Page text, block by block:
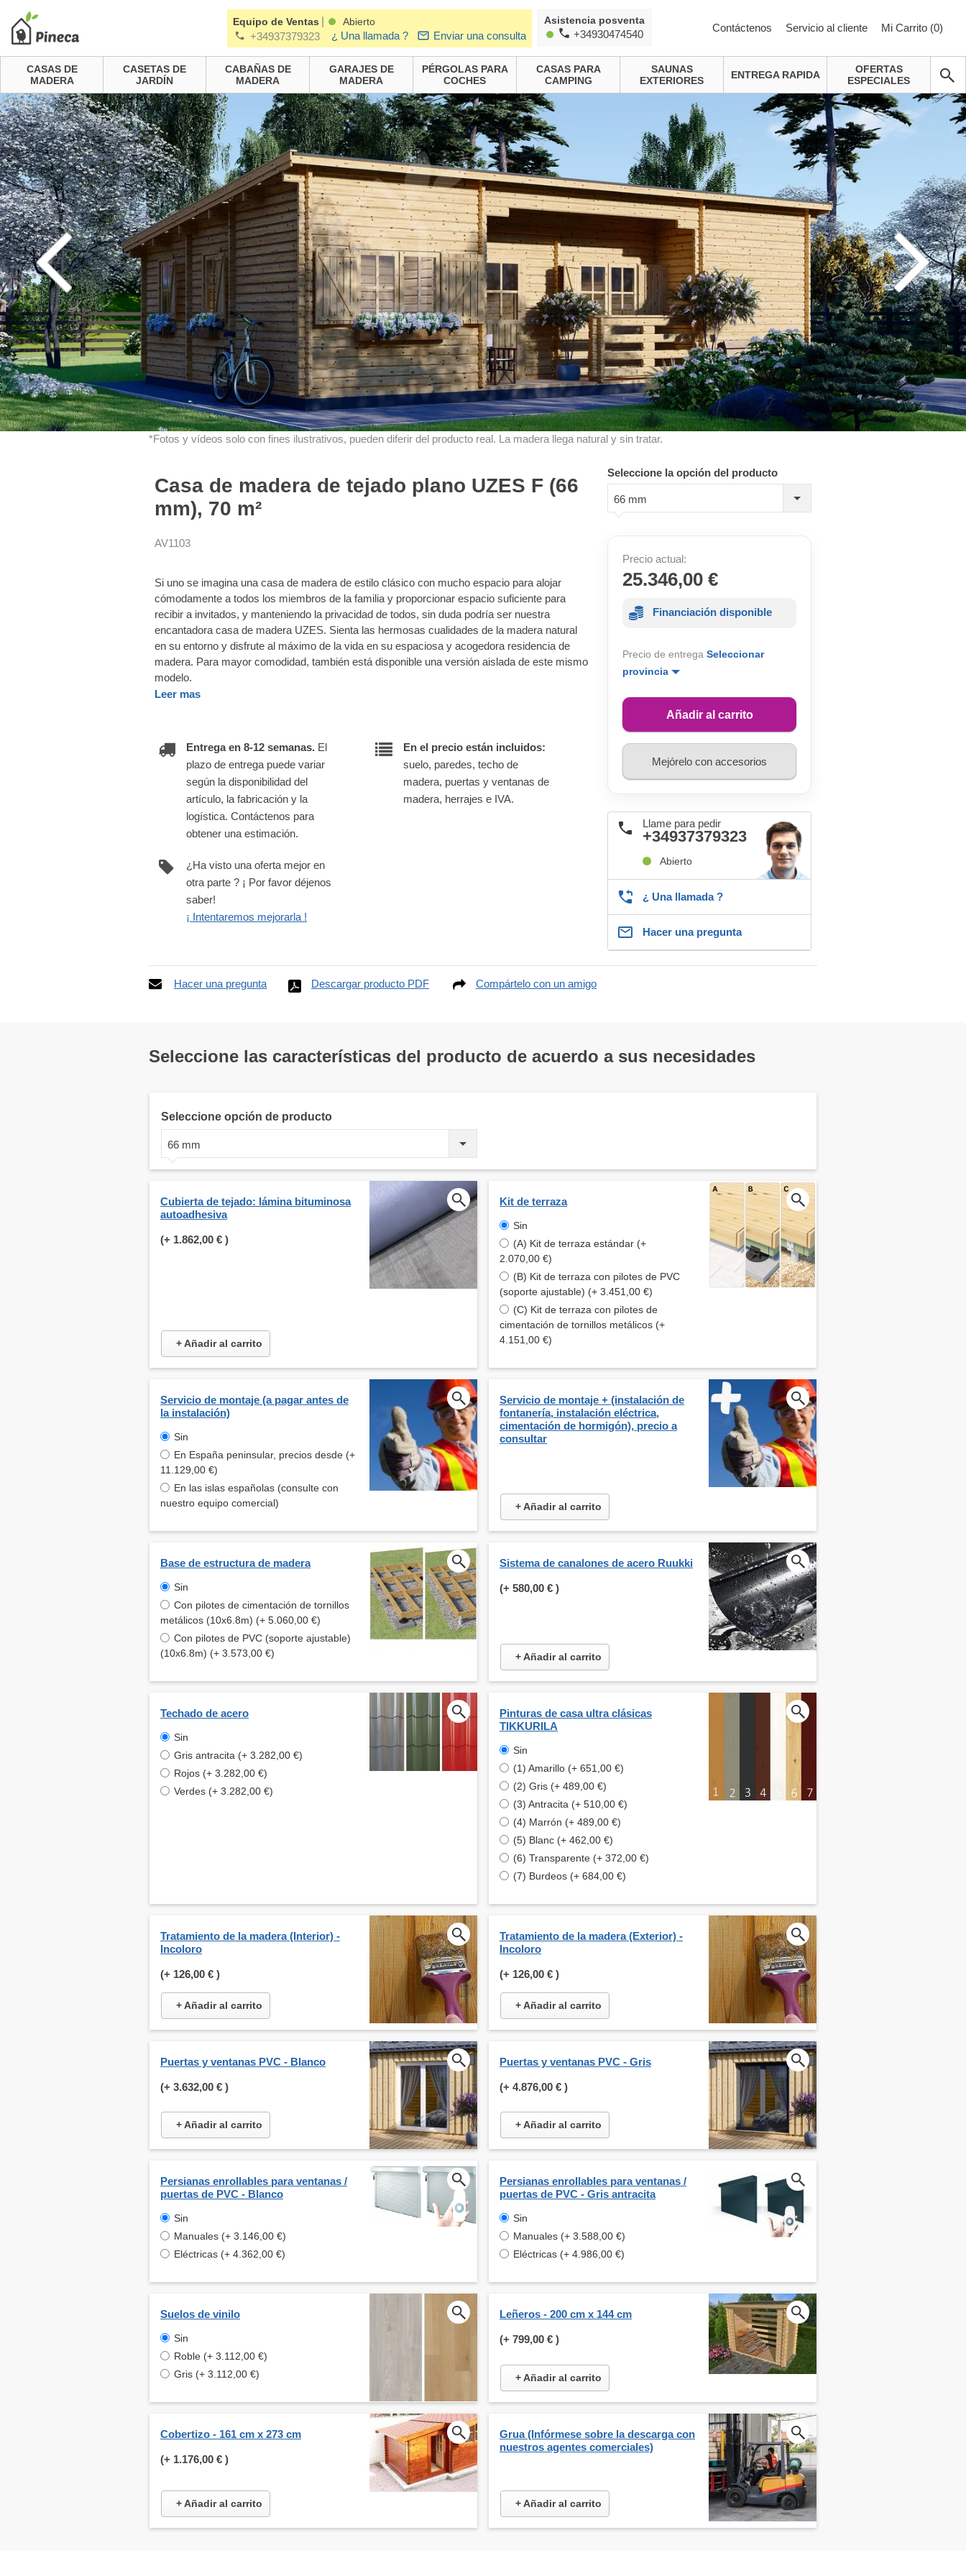
Equipo de Ventas Abierto
+34937379323 ¿ Una llamada ? Enviar una consulta
Asistencia posventa
+34930474540
Contáctenos Servicio al cliente Mi Carrito (0)
CASAS DE
MADERA
CASETAS DE
JARDÍN
CABAÑAS DE
MADERA
GARAJES DE
MADERA
PÉRGOLAS PARA
COCHES
CASAS PARA
CAMPING
SAUNAS
EXTERIORES
ENTREGA RAPIDA
OFERTAS
ESPECIALES
*Fotos y vídeos solo con fines ilustrativos, pueden diferir del producto real. La madera llega natural y sin tratar.
Casa de madera de tejado plano UZES F (66
mm), 70 m²
AV1103
Si uno se imagina una casa de madera de estilo clásico con mucho espacio para alojar
cómodamente a todos los miembros de la familia y proporcionar espacio suficiente para
recibir a invitados, y manteniendo la privacidad de todos, sin duda podría ser nuestra
encantadora casa de madera UZES. Sienta las hermosas cualidades de la madera natural
en su entorno y disfrute al máximo de la vida en su espaciosa y acogedora residencia de
madera. Para mayor comodidad, también está disponible una versión aislada de este mismo
modelo.
Leer mas
Entrega en 8-12 semanas. El
plazo de entrega puede variar
según la disponibilidad del
artículo, la fabricación y la
logística. Contáctenos para
obtener una estimación.
En el precio están incluidos:
suelo, paredes, techo de
madera, puertas y ventanas de
madera, herrajes e IVA.
¿Ha visto una oferta mejor en
otra parte ? ¡ Por favor déjenos
saber!
¡ Intentaremos mejorarla !
Seleccione la opción del producto
66 mm
Precio actual:
25.346,00 €
Financiación disponible
Precio de entrega Seleccionar
provincia
Añadir al carrito
Mejórelo con accesorios
Llame para pedir
+34937379323
Abierto
¿ Una llamada ?
Hacer una pregunta
Hacer una pregunta Descargar producto PDF Compártelo con un amigo
Seleccione las características del producto de acuerdo a sus necesidades
Seleccione opción de producto
66 mm
Cubierta de tejado: lámina bituminosa
autoadhesiva
(+ 1.862,00 € )
+ Añadir al carrito
Kit de terraza
Sin
(A) Kit de terraza estándar (+
2.070,00 €)
(B) Kit de terraza con pilotes de PVC
(soporte ajustable) (+ 3.451,00 €)
(C) Kit de terraza con pilotes de
cimentación de tornillos metálicos (+
4.151,00 €)
Servicio de montaje (a pagar antes de
la instalación)
Sin
En España peninsular, precios desde (+
11.129,00 €)
En las islas españolas (consulte con
nuestro equipo comercial)
Servicio de montaje + (instalación de
fontanería, instalación eléctrica,
cimentación de hormigón), precio a
consultar
+ Añadir al carrito
Base de estructura de madera
Sin
Con pilotes de cimentación de tornillos
metálicos (10x6.8m) (+ 5.060,00 €)
Con pilotes de PVC (soporte ajustable)
(10x6.8m) (+ 3.573,00 €)
Sistema de canalones de acero Ruukki
(+ 580,00 € )
+ Añadir al carrito
Techado de acero
Sin
Gris antracita (+ 3.282,00 €)
Rojos (+ 3.282,00 €)
Verdes (+ 3.282,00 €)
Pinturas de casa ultra clásicas
TIKKURILA
Sin
(1) Amarillo (+ 651,00 €)
(2) Gris (+ 489,00 €)
(3) Antracita (+ 510,00 €)
(4) Marrón (+ 489,00 €)
(5) Blanc (+ 462,00 €)
(6) Transparente (+ 372,00 €)
(7) Burdeos (+ 684,00 €)
Tratamiento de la madera (Interior) -
Incoloro
(+ 126,00 € )
+ Añadir al carrito
Tratamiento de la madera (Exterior) -
Incoloro
(+ 126,00 € )
+ Añadir al carrito
Puertas y ventanas PVC - Blanco
(+ 3.632,00 € )
+ Añadir al carrito
Puertas y ventanas PVC - Gris
(+ 4.876,00 € )
+ Añadir al carrito
Persianas enrollables para ventanas /
puertas de PVC - Blanco
Sin
Manuales (+ 3.146,00 €)
Eléctricas (+ 4.362,00 €)
Persianas enrollables para ventanas /
puertas de PVC - Gris antracita
Sin
Manuales (+ 3.588,00 €)
Eléctricas (+ 4.986,00 €)
Suelos de vinilo
Sin
Roble (+ 3.112,00 €)
Gris (+ 3.112,00 €)
Leñeros - 200 cm x 144 cm
(+ 799,00 € )
+ Añadir al carrito
Cobertizo - 161 cm x 273 cm
(+ 1.176,00 € )
+ Añadir al carrito
Grua (Infórmese sobre la descarga con
nuestros agentes comerciales)
+ Añadir al carrito